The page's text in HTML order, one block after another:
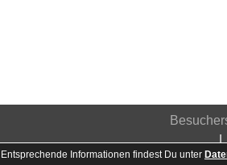
Informationen findest Du unter